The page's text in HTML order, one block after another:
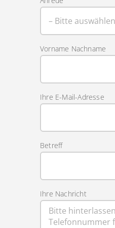
Vorname Nachname
Ihre E-Mail-Adresse
Betreff
Ihre Nachricht